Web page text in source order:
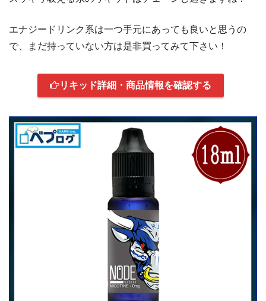
エナジードリンク系は一つ手元にあっても良いと思うの
で、まだ持っていない方は是非買ってみて下さい！
リキッド詳細・商品情報を確認する